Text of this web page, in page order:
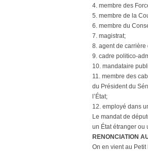
4. membre des
5. membre de la
6. membre du
7. magistrat;
8. agent de carrière
9. cadre politico-
10. mandataire
11. membre des
du Président du
l’État;
12. employé dans
Le mandat de
un État étranger ou
RENONCIATION
On en vient au